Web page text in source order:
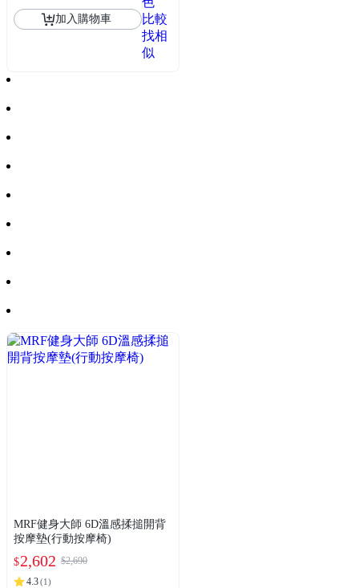
加入購物車
比較
找相
似
MRF健身大師 6D溫感揉搥開背
按摩墊(行動按摩椅)
$2,602 $2,690
4.3(1)